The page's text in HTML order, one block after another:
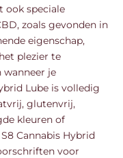
ook speciale
zoals gevonden in
eigenschap,
plezier te
wanneer je
Lube is volledig
glutenvrij,
kleuren of
Cannabis Hybrid
voor